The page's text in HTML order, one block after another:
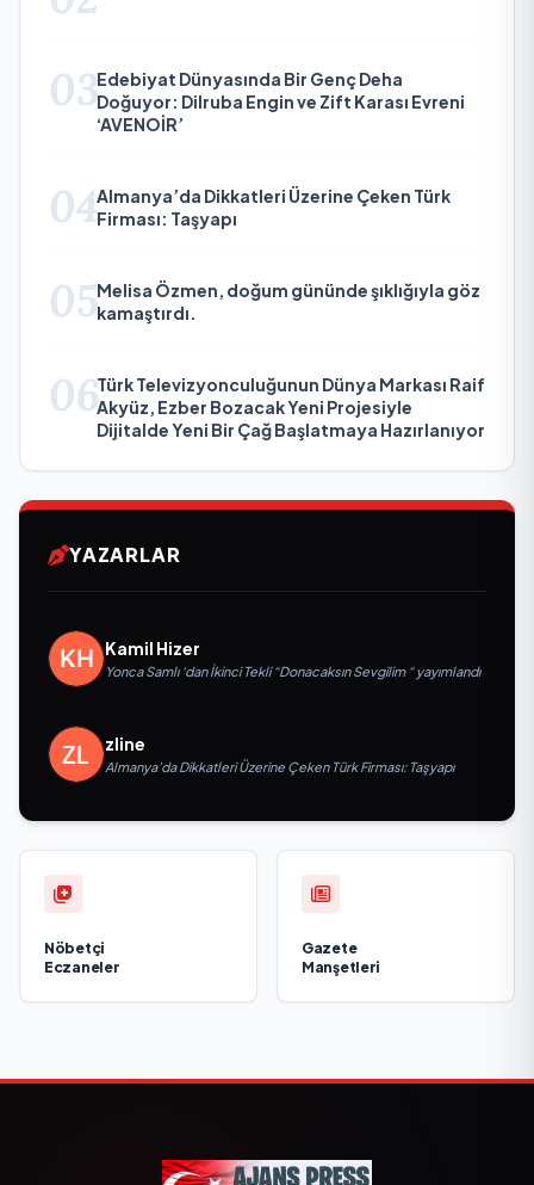
03Edebiyat Dünyasında Bir Genç Deha
Doğuyor: Dilruba Engin ve Zift Karası Evreni
‘AVENOİR’
04Almanya’da Dikkatleri Üzerine Çeken Türk
Firması: Taşyapı
05Melisa Özmen, doğum gününde şıklığıyla göz
kamaştırdı.
06Türk Televizyonculuğunun Dünya Markası Raif
Akyüz, Ezber Bozacak Yeni Projesiyle
Dijitalde Yeni Bir Çağ Başlatmaya Hazırlanıyor
YAZARLAR
Kamil Hizer
Yonca Samlı ‘dan İkinci Tekli “Donacaksın Sevgilim “ yayımlandı
zline
Almanya’da Dikkatleri Üzerine Çeken Türk Firması: Taşyapı
Nöbetçi
Eczaneler
Gazete
Manşetleri